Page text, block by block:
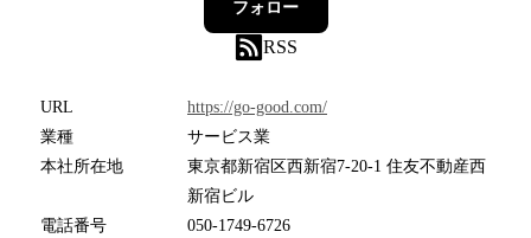
フォロー
RSS
URL
https://go-good.com/
業種
サービス業
本社所在地
東京都新宿区西新宿7-20-1 住友不動産西
新宿ビル
電話番号
050-1749-6726